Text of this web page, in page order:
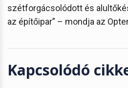
szétforgácsolódott és
az építőipar” – mondja az
Kapcsolódó